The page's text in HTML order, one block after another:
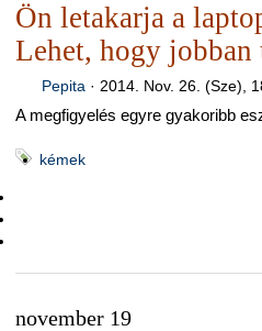
Ön letakarja a
Lehet, hogy jobban
Pepita· 2014. Nov. 26. (Sze),
A megfigyelés egyre gyakoribb
kémek
november 19